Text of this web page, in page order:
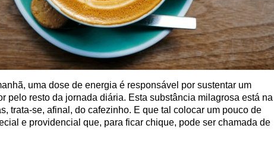
uma dose de energia é responsável por sustentar um
pelo resto da jornada diária. Esta substância milagrosa está na
trata-se, afinal, do cafezinho. E que tal colocar um pouco de
e providencial que, para ficar chique, pode ser chamada de